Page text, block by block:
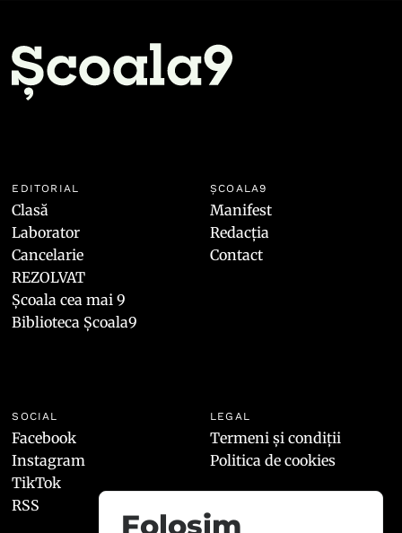
EDITORIAL
Clasă
Laborator
Cancelarie
REZOLVAT
Școala cea mai 9
Biblioteca Școala9
ȘCOALA9
Manifest
Redacția
Contact
SOCIAL
Facebook
Instagram
TikTok
RSS
LEGAL
Termeni și condiții
Politica de cookies
Folosim